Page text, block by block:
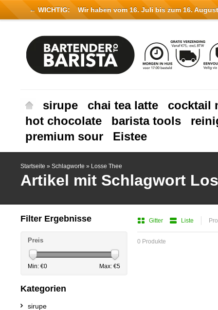
sirupe chai tea latte
cocktail
hot chocolate
barista tools
premium sour
Eistee
Startseite » Schlagworte » Losse Thee
Artikel mit Schlagwort
Gitter Liste
0 Produkte
Filter Ergebnisse
Preis
Min: €0 Max: €5
Kategorien
sirupe
← WICHTIG: Wir haben vom 16. Juli bis zum 16.